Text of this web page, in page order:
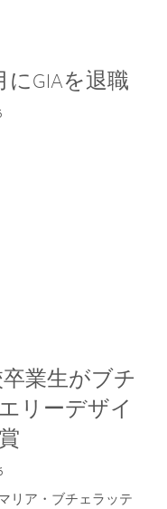
にGIAを退職
業生がブチ
リーデザイ
リア・ブチェラッテ